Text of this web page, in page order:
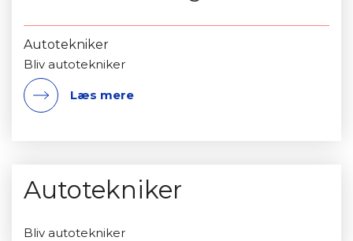
Autotekniker
Bliv autotekniker
Læs mere
Autotekniker
Bliv autotekniker